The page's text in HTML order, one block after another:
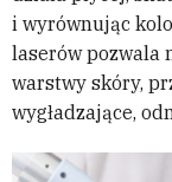
i wyrównując
laserów pozwala
warstwy skóry,
wygładzające,